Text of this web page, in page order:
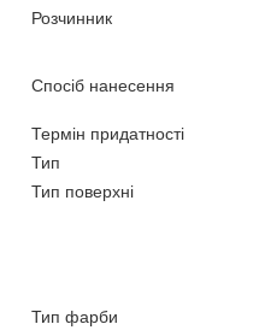
Розчинник
Спосіб нанесення
Термін придатності
Тип
Тип поверхні
Тип фарби